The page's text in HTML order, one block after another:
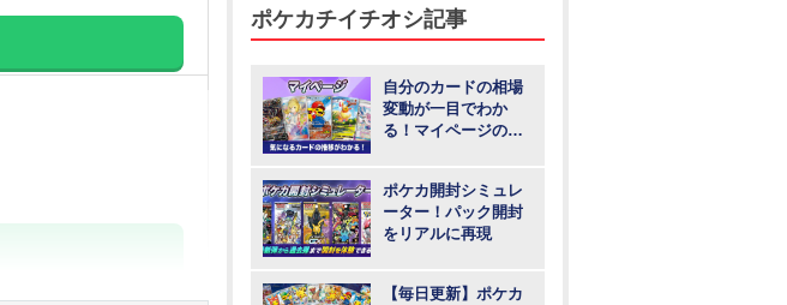
ポケカチイチオシ記事
自分のカードの相場
変動が一目でわか
る！マイページの登
ポケカ開封シミュレ
ーター！パック開封
をリアルに再現
【毎日更新】ポケカ